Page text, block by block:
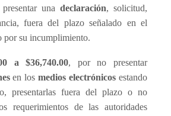
una declaración, solicitud,
fuera del plazo señalado en el
por su incumplimiento.
a $36,740.00, por no presentar
en losmedios electrónicos estando
presentarlas fuera del plazo o no
requerimientos de las autoridades